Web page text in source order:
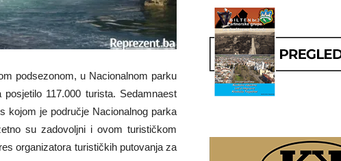
podsezonom, u Nacionalnom parku
117.000 turista. Sedamnaest
kojom je područje Nacionalnog parka
su zadovoljni i ovom turističkom
organizatora turističkih putovanja za